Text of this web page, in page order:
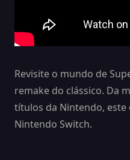
Revisite o mundo de
remake do clássico. Da
títulos da Nintendo, este
Nintendo Switch.